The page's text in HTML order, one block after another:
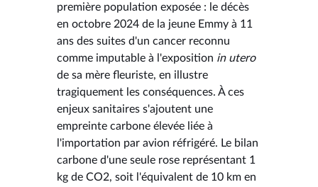
première population exposée : le décès
en octobre 2024 de la jeune Emmy à 11
ans des suites d'un cancer reconnu
comme imputable à l'exposition in utero
de sa mère fleuriste, en illustre
tragiquement les conséquences. À ces
enjeux sanitaires s'ajoutent une
empreinte carbone élevée liée à
l'importation par avion réfrigéré. Le bilan
carbone d'une seule rose représentant 1
kg de CO2, soit l'équivalent de 10 km en